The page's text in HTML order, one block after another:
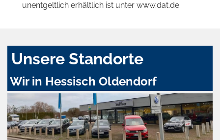
unentgeltlich erhältlich ist unter www.dat.de.
Unsere Standorte
Wir in Hessisch Oldendorf